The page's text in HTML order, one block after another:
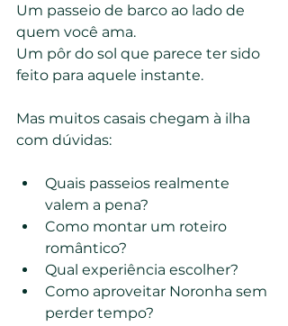
Um passeio de barco ao lado de
quem você ama.
Um pôr do sol que parece ter sido
feito para aquele instante.
Mas muitos casais chegam à ilha
com dúvidas:
Quais passeios realmente
valem a pena?
Como montar um roteiro
romântico?
Qual experiência escolher?
Como aproveitar Noronha sem
perder tempo?